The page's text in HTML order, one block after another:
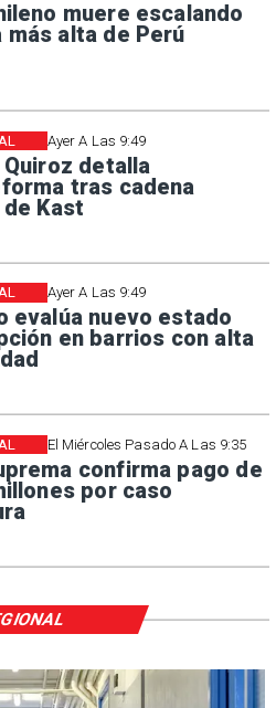
muere escalando
más alta de Perú
Ayer A Las 9:49
detalla
tras cadena
Kast
Ayer A Las 9:49
evalúa nuevo estado
en barrios con alta
El Miércoles Pasado A Las 9:35
confirma pago de
por caso